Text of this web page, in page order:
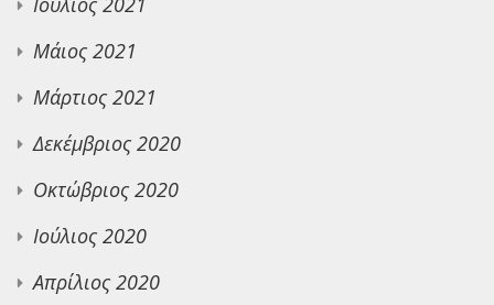
Μάιος 2021
Μάρτιος 2021
Δεκέμβριος 2020
Οκτώβριος 2020
Ιούλιος 2020
Απρίλιος 2020